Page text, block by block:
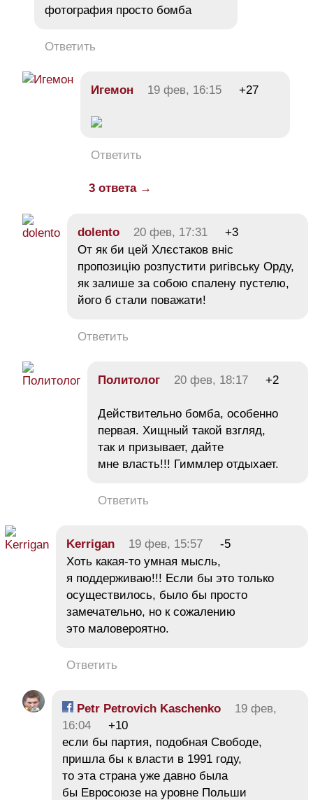
фотография просто бомба
Ответить
Игемон 19 фев, 16:15 +27
Ответить
3 ответа →
dolento 20 фев, 17:31
+3
От як би цей Хлєстаков вніс
пропозицію розпустити ригівську Орду,
як залише за собою спалену пустелю,
його б стали поважати!
Ответить
Политолог 20 фев, 18:17 +2
Действительно бомба, особенно
первая. Хищный такой взгляд,
так и призывает, дайте
мне власть!!! Гиммлер отдыхает.
Ответить
Kerrigan 19 фев, 15:57
-5
Хоть какая-то умная мысль,
я поддерживаю!!! Если бы это только
осуществилось, было бы просто
замечательно, но к сожалению
это маловероятно.
Ответить
Petr Petrovich Kaschenko
19 фев,
16:04
+10
если бы партия, подобная Свободе,
пришла бы к власти в 1991 году,
то эта страна уже давно была
бы Евросоюзе на уровне Польши